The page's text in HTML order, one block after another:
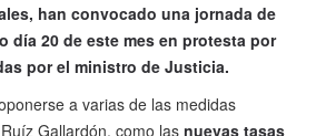
han convocado una jornada de
día 20 de este mes en protesta por
por el ministro de Justicia.
a varias de las medidas
Gallardón, como las nuevas tasas